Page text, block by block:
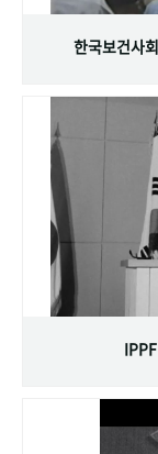
한국보건사